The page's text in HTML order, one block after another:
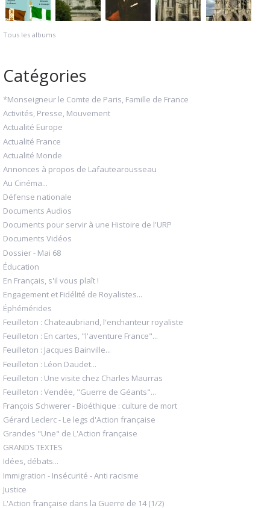
Tous les albums
Catégories
*Monseigneur le Comte de Paris, Famille de France
Activités, Presse, Mouvement
Actualité Europe
Actualité France
Actualité Monde
Annonces à propos de Lafautearousseau
Au Cinéma...
Défense nationale
Documents Audios
Documents pour servir à une Histoire de l'URP
Documents Vidéos
Dossier - Mai 68
Éducation
En Français, s'il vous plaît !
Engagement et Fidélité de Royalistes...
Éphémérides
Feuilleton : Chateaubriand, l'enchanteur royaliste
Feuilleton : En cartes, "l'aventure France"...
Feuilleton : Jacques Bainville...
Feuilleton : Léon Daudet...
Feuilleton : Une visite chez Charles Maurras
Feuilleton : Vendée, "Guerre de Géants"...
François Schwerer - Bioéthique : culture de mort
Gérard Leclerc - Le legs d'Action française
Grandes "Une" de L'Action française
GRANDS TEXTES
Idées, débats...
Immigration - Insécurité - Anti racisme
Justice
L'Action française dans la Guerre de 14 (1/2)